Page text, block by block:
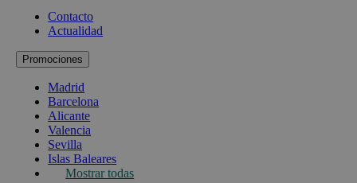
Contacto
Actualidad
Promociones
Madrid
Barcelona
Alicante
Valencia
Sevilla
Islas Baleares
Mostrar todas